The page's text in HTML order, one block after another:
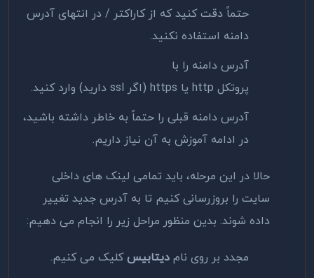
حتماً دقت کنید که از کاراکتر / در انتهای آدرس
دامنه استفاده نکنید.
آدرس دامنه را با
پروتکل http یا https (اگر ssl دارید) وارد کنید.
آدرس دامنه قبلی را حتماً به خاطر داشته باشید،
در ادامه آموزش به آن نیاز داریم.
حالا در این مرحله، باید تمامی لینک های داخلی
سایت را بروزرسانی کنیم تا به آدرس جدید تغییر
داده شوند. بدین منظور مراحل زیر را انجام می دهیم:
مجدد بر روی نام دیتابیسکلیک می کنیم.